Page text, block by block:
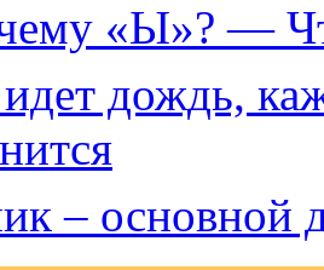
«Ы»? —
дождь,
– основной